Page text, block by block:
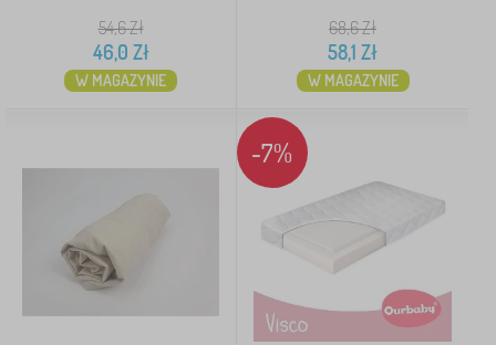
54,6Zł
46,0 Zł
W MAGAZYNIE
68,6Zł
58,1 Zł
W MAGAZYNIE
-7%